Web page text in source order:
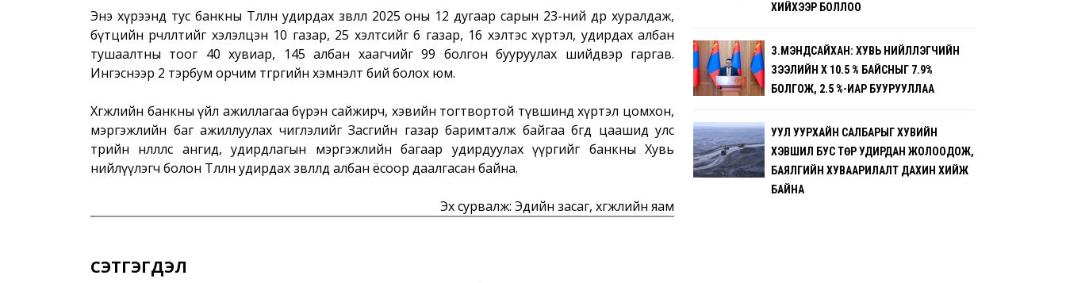
Энэ хүрээнд тус банкны Төлөөлөн удирдах зөвлөл 2025 оны 12 дугаар сарын 23-ний өдөр хуралдаж,
бүтцийн өөрчлөлтийг хэлэлцэн 10 газар, 25 хэлтсийг 6 газар, 16 хэлтэс хүртэл, удирдах албан
тушаалтны тоог 40 хувиар, 145 албан хаагчийг 99 болгон бууруулах шийдвэр гаргав.
Ингэснээр 2 тэрбум орчим төгрөгийн хэмнэлт бий болох юм.
Хөгжлийн банкны үйл ажиллагаа бүрэн сайжирч, хэвийн тогтвортой түвшинд хүртэл цомхон,
мэргэжлийн баг ажиллуулах чиглэлийг Засгийн газар баримталж байгаа бөгөөд цаашид улс
төрийн нөлөөллөөс ангид, удирдлагын мэргэжлийн багаар удирдуулах үүргийг банкны Хувь
нийлүүлэгч болон Төлөөлөн удирдах зөвлөлд албан ёсоор даалгасан байна.
Эх сурвалж: Эдийн засаг, хөгжлийн яам
СЭТГЭГДЭЛ
ХИЙХЭЭР БОЛЛОО
З.МЭНДСАЙХАН: ХУВЬ НИЙЛҮҮЛЭГЧИЙН
ЗЭЭЛИЙН ХҮҮ 10.5 % БАЙСНЫГ 7.9%
БОЛГОЖ, 2.5 %-ИАР БУУРУУЛЛАА
УУЛ УУРХАЙН САЛБАРЫГ ХУВИЙН
ХЭВШИЛ БУС ТӨР УДИРДАН ЖОЛООДОЖ,
БАЯЛГИЙН ХУВААРИЛАЛТ ДАХИН ХИЙЖ
БАЙНА